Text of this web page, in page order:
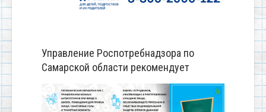
Управление Роспотребнадзора по
Самарской области рекомендует